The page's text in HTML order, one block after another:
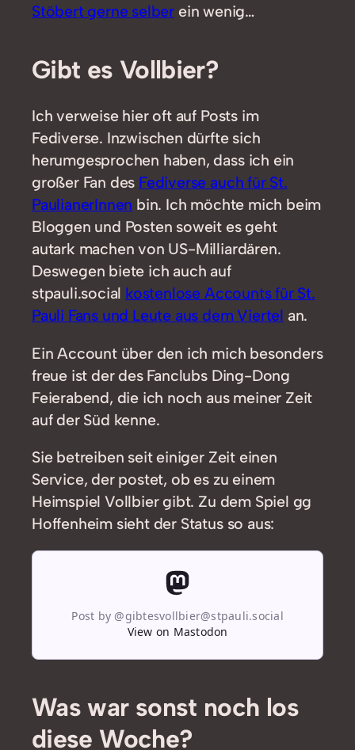
Stöbert gerne selber ein wenig…
Gibt es Vollbier?
Ich verweise hier oft auf Posts im
Fediverse. Inzwischen dürfte sich
herumgesprochen haben, dass ich ein
großer Fan des Fediverse auch für St.
PaulianerInnen bin. Ich möchte mich beim
Bloggen und Posten soweit es geht
autark machen von US-Milliardären.
Deswegen biete ich auch auf
stpauli.social kostenlose Accounts für St.
Pauli Fans und Leute aus dem Viertel an.
Ein Account über den ich mich besonders
freue ist der des Fanclubs Ding-Dong
Feierabend, die ich noch aus meiner Zeit
auf der Süd kenne.
Sie betreiben seit einiger Zeit einen
Service, der postet, ob es zu einem
Heimspiel Vollbier gibt. Zu dem Spiel gg
Hoffenheim sieht der Status so aus:
Post by @gibtesvollbier@stpauli.social
View on Mastodon
Was war sonst noch los
diese Woche?